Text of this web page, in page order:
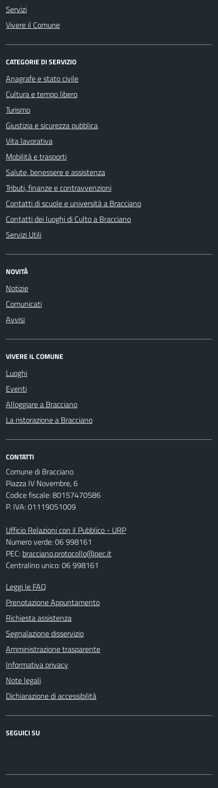
Servizi
Vivere il Comune
CATEGORIE DI SERVIZIO
Anagrafe e stato civile
Cultura e tempo libero
Turismo
Giustizia e sicurezza pubblica
Vita lavorativa
Mobilità e trasporti
Salute, benessere e assistenza
Tributi, finanze e contravvenzioni
Contatti di scuole e università a Bracciano
Contatti dei luoghi di Culto a Bracciano
Servizi Utili
NOVITÀ
Notizie
Comunicati
Avvisi
VIVERE IL COMUNE
Luoghi
Eventi
Alloggiare a Bracciano
La ristorazione a Bracciano
CONTATTI
Comune di Bracciano
Piazza IV Novembre, 6
Codice fiscale: 80157470586
P. IVA: 01119051009
Ufficio Relazioni con il Pubblico - URP
Numero verde: 06 998161
PEC: bracciano.protocollo@pec.it
Centralino unico: 06 998161
Leggi le FAQ
Prenotazione Appuntamento
Richiesta assistenza
Segnalazione disservizio
Amministrazione trasparente
Informativa privacy
Note legali
Dichiarazione di accessibilità
SEGUICI SU